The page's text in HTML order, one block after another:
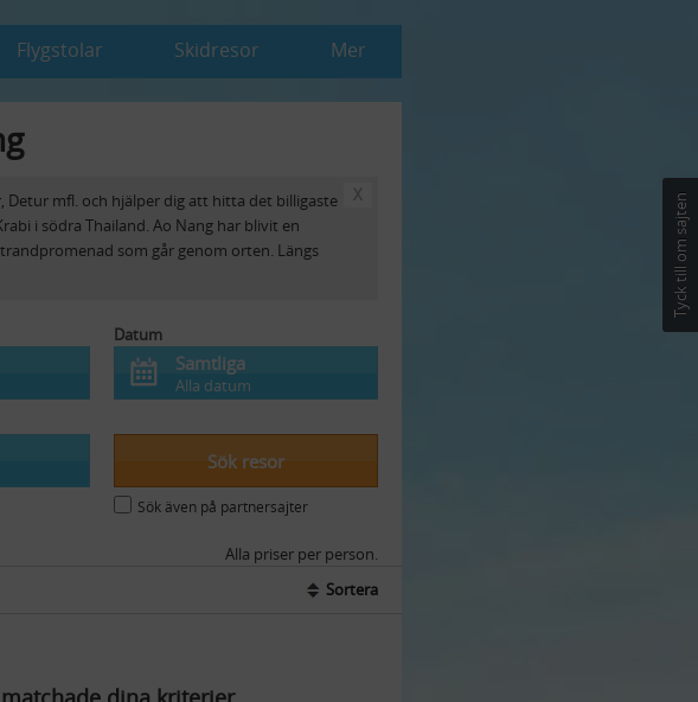
Flygstolar Skidresor Mer
X
Detur mfl. och hjälper dig att hitta det billigaste
i södra Thailand. Ao Nang har blivit en
som går genom orten. Längs
Datum
Samtliga
Alla datum
Sök resor
Sök även på partnersajter
Alla priser per person.
Sortera
Tyck till om sajten